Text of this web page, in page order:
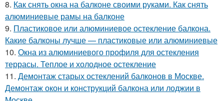
8. Как снять окна на балконе своими руками. Как снять
алюминиевые рамы на балконе
9. Пластиковое или алюминиевое остекление балкона.
Какие балконы лучше — пластиковые или алюминиевые
10. Окна из алюминиевого профиля для остекления
террасы. Теплое и холодное остекление
11. Демонтаж старых остеклений балконов в Москве.
Демонтаж окон и конструкций балкона или лоджии в